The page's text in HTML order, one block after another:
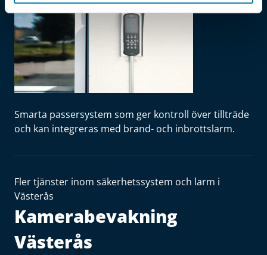
Smarta passersystem som ger kontroll över tillträde
och kan integreras med brand- och inbrottslarm.
Fler tjänster inom säkerhetssystem och larm i
Västerås
Kamerabevakning
Västerås